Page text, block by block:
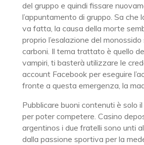
del gruppo e quindi fissare
l’appuntamento di gruppo. Sa che
va fatta, la causa della morte
proprio l’esalazione del
carboni. Il tema trattato è quello
vampiri, ti basterà utilizzare le
account Facebook per eseguire
fronte a questa emergenza, la
Pubblicare buoni contenuti è solo
per poter competere. Casino
argentinos i due fratelli sono unti
dalla passione sportiva per la